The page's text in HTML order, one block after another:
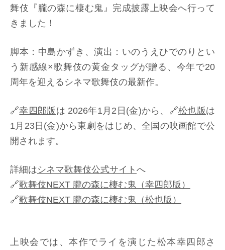
舞伎『朧の森に棲む鬼』完成披露上映会へ行って
きました！
脚本：中島かずき、演出：いのうえひでのりとい
う新感線×歌舞伎の黄金タッグが贈る、今年で20
周年を迎えるシネマ歌舞伎の最新作。
🔗幸四郎版 は 2026年1月2日(金)から、🔗松也版は
1月23日(金)から東劇をはじめ、全国の映画館で公
開されます。
詳細はシネマ歌舞伎公式サイト へ
🔗歌舞伎NEXT 朧の森に棲む鬼（幸四郎版）
🔗歌舞伎NEXT 朧の森に棲む鬼（松也版）
上映会では、本作でライを演じた松本幸四郎さ